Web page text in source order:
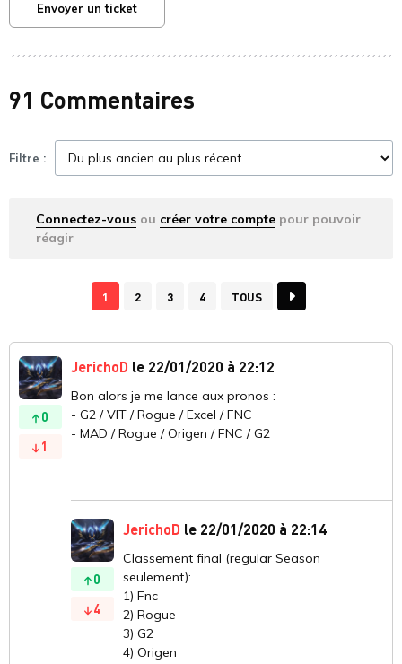
Envoyer un ticket
91 Commentaires
Filtre :
Connectez-vous ou créer votre compte pour pouvoir
réagir
1 2 3 4 TOUS
0
1
JerichoD le 22/01/2020 à 22:12
Bon alors je me lance aux pronos :
- G2 / VIT / Rogue / Excel / FNC
- MAD / Rogue / Origen / FNC / G2
0
4
JerichoD le 22/01/2020 à 22:14
Classement final (regular Season
seulement):
1) Fnc
2) Rogue
3) G2
4) Origen